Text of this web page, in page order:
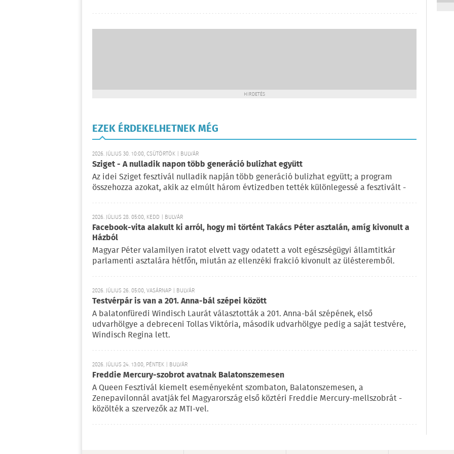
HIRDETÉS
EZEK ÉRDEKELHETNEK MÉG
2026. JÚLIUS 30. 10:00, CSÜTÖRTÖK | BULVÁR
Sziget - A nulladik napon több generáció bulizhat együtt
Az idei Sziget fesztivál nulladik napján több generáció bulizhat együtt; a program
összehozza azokat, akik az elmúlt három évtizedben tették különlegessé a fesztivált -
2026. JÚLIUS 28. 05:00, KEDD | BULVÁR
Facebook-vita alakult ki arról, hogy mi történt Takács Péter asztalán, amíg kivonult a
Házból
Magyar Péter valamilyen iratot elvett vagy odatett a volt egészségügyi államtitkár
parlamenti asztalára hétfőn, miután az ellenzéki frakció kivonult az ülésteremből.
2026. JÚLIUS 26. 05:00, VASÁRNAP | BULVÁR
Testvérpár is van a 201. Anna-bál szépei között
A balatonfüredi Windisch Laurát választották a 201. Anna-bál szépének, első
udvarhölgye a debreceni Tollas Viktória, második udvarhölgye pedig a saját testvére,
Windisch Regina lett.
2026. JÚLIUS 24. 13:00, PÉNTEK | BULVÁR
Freddie Mercury-szobrot avatnak Balatonszemesen
A Queen Fesztivál kiemelt eseményeként szombaton, Balatonszemesen, a
Zenepavilonnál avatják fel Magyarország első köztéri Freddie Mercury-mellszobrát -
közölték a szervezők az MTI-vel.